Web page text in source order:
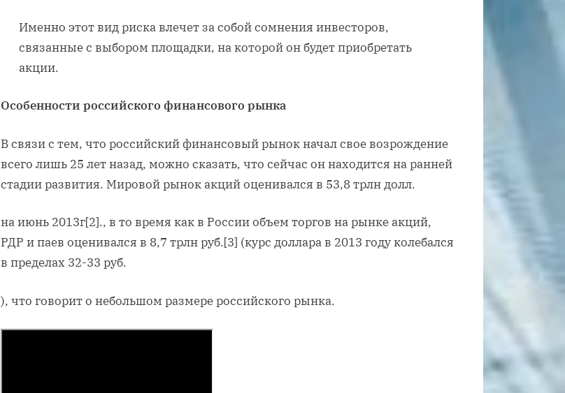
Именно этот вид риска влечет за собой сомнения инвесторов,
связанные с выбором площадки, на которой он будет приобретать
акции.
Особенности российского финансового рынка
В связи с тем, что российский финансовый рынок начал свое возрождение
всего лишь 25 лет назад, можно сказать, что сейчас он находится на ранней
стадии развития. Мировой рынок акций оценивался в 53,8 трлн долл.
на июнь 2013г[2]., в то время как в России объем торгов на рынке акций,
РДР и паев оценивался в 8,7 трлн руб.[3] (курс доллара в 2013 году колебался
в пределах 32-33 руб.
), что говорит о небольшом размере российского рынка.